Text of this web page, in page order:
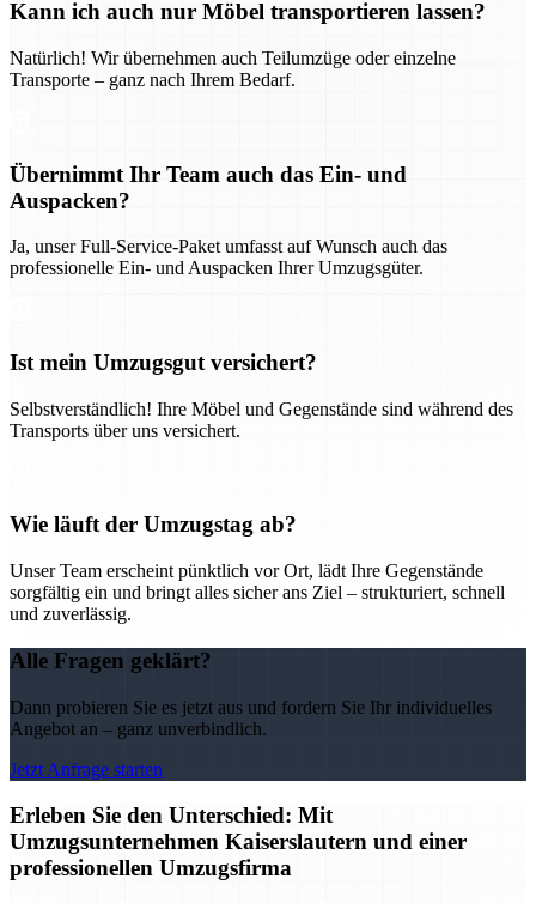
Kann ich auch nur Möbel transportieren lassen?
Natürlich! Wir übernehmen auch Teilumzüge oder einzelne
Transporte – ganz nach Ihrem Bedarf.
Übernimmt Ihr Team auch das Ein- und
Auspacken?
Ja, unser Full-Service-Paket umfasst auf Wunsch auch das
professionelle Ein- und Auspacken Ihrer Umzugsgüter.
Ist mein Umzugsgut versichert?
Selbstverständlich! Ihre Möbel und Gegenstände sind während des
Transports über uns versichert.
Wie läuft der Umzugstag ab?
Unser Team erscheint pünktlich vor Ort, lädt Ihre Gegenstände
sorgfältig ein und bringt alles sicher ans Ziel – strukturiert, schnell
und zuverlässig.
Alle Fragen geklärt?
Dann probieren Sie es jetzt aus und fordern Sie Ihr individuelles
Angebot an – ganz unverbindlich.
Jetzt Anfrage starten
Erleben Sie den Unterschied: Mit
Umzugsunternehmen Kaiserslautern und einer
professionellen Umzugsfirma